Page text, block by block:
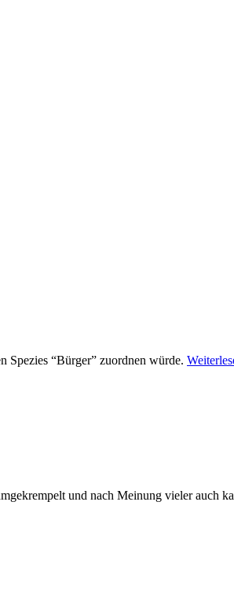
Spezies “Bürger” zuordnen würde.
und nach Meinung vieler auch